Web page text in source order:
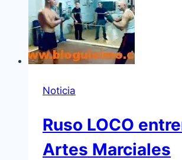
Noticia
Ruso LOCO
Artes Marciales